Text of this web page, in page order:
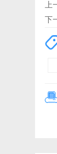
上
下